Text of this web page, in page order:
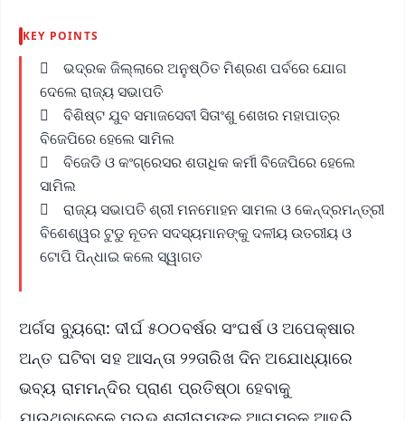
KEY POINTS
 ଭଦ୍ରକ ଜିଲ୍ଲାରେ ଅନୁଷ୍ଠିତ ମିଶ୍ରଣ ପର୍ବରେ ଯୋଗ
ଦେଲେ ରାଜ୍ୟ ସଭାପତି
 ବିଶିଷ୍ଟ ଯୁବ ସମାଜସେବୀ ସିତାଂଶୁ ଶେଖର ମହାପାତ୍ର
ବିଜେପିରେ ହେଲେ ସାମିଲ
 ବିଜେଡି ଓ କଂଗ୍ରେସର ଶତାଧିକ କର୍ମୀ ବିଜେପିରେ ହେଲେ
ସାମିଲ
 ରାଜ୍ୟ ସଭାପତି ଶ୍ରୀ ମନମୋହନ ସାମଲ ଓ କେନ୍ଦ୍ରମନ୍ତ୍ରୀ
ବିଶେଶ୍ୱର ଟୁଡୁ ନୂତନ ସଦସ୍ୟମାନଙ୍କୁ ଦଳୀୟ ଉତରୀୟ ଓ
ଟୋପି ପିନ୍ଧାଇ କଲେ ସ୍ୱାଗତ
ଅର୍ଗସ ବ୍ୟୁରୋ: ଦୀର୍ଘ ୫୦୦ବର୍ଷର ସଂଘର୍ଷ ଓ ଅପେକ୍ଷାର
ଅନ୍ତ ଘଟିବା ସହ ଆସନ୍ତା ୨୨ତାରିଖ ଦିନ ଅଯୋଧ୍ୟାରେ
ଭବ୍ୟ ରାମମନ୍ଦିର ପ୍ରାଣ ପ୍ରତିଷ୍ଠା ହେବାକୁ